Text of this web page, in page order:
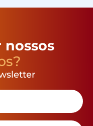
nossos